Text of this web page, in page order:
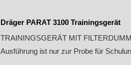
Dräger PARAT 3100 Trainingsgerät
TRAININGSGERÄT MIT
Ausführung ist nur zur Probe für